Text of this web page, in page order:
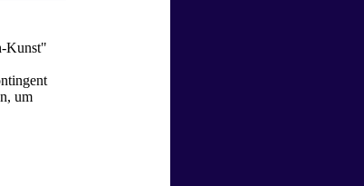
Kunst"
um